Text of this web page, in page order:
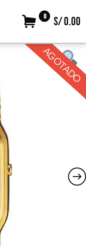
0 S/ 0.00
AGOTADO